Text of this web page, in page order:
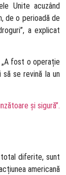
Unite acuzând
de o perioadă de
a explicat
„A fost o operație
se revină la un
și sigură”.
total diferite, sunt
americană